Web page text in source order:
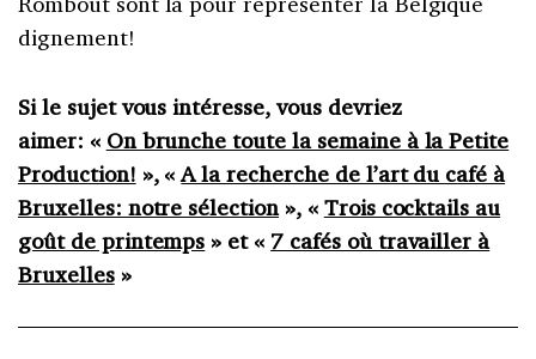
dignement!
Si le sujet vous intéresse, vous devriez
aimer: « On brunche toute la semaine à la Petite
Production! », «A la recherche de l’art du café à
Bruxelles: notre sélection », « Trois cocktails au
goût de printemps » et « 7 cafés où travailler à
Bruxelles»